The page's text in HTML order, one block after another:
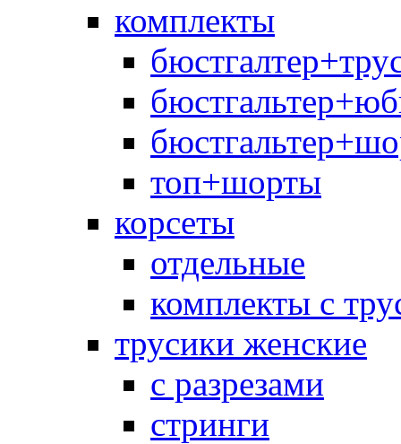
комплекты
топ+шорты
корсеты
отдельные
комплекты с
трусики женские
с разрезами
стринги